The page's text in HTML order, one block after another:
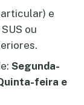
e
ou
Segunda-
feira e